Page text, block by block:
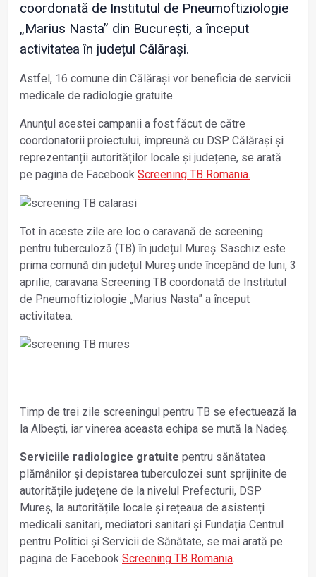
coordonată de Institutul de Pneumoftiziologie
„Marius Nasta” din București, a început
activitatea în județul Călărași.
Astfel, 16 comune din Călărași vor beneficia de servicii
medicale de radiologie gratuite.
Anunțul acestei campanii a fost făcut de către
coordonatorii proiectului, împreună cu DSP Călărași și
reprezentanții autorităților locale și județene, se arată
pe pagina de Facebook Screening TB Romania.
Tot în aceste zile are loc o caravană de screening
pentru tuberculoză (TB) în județul Mureș. Saschiz este
prima comună din județul Mureș unde începând de luni, 3
aprilie, caravana Screening TB coordonată de Institutul
de Pneumoftiziologie „Marius Nasta” a început
activitatea.
Timp de trei zile screeningul pentru TB se efectuează la
la Albești, iar vinerea aceasta echipa se mută la Nadeș.
Serviciile radiologice gratuite pentru sănătatea
plămânilor și depistarea tuberculozei sunt sprijinite de
autoritățile județene de la nivelul Prefecturii, DSP
Mureș, la autoritățile locale și rețeaua de asistenți
medicali sanitari, mediatori sanitari și Fundația Centrul
pentru Politici și Servicii de Sănătate, se mai arată pe
pagina de Facebook Screening TB Romania.